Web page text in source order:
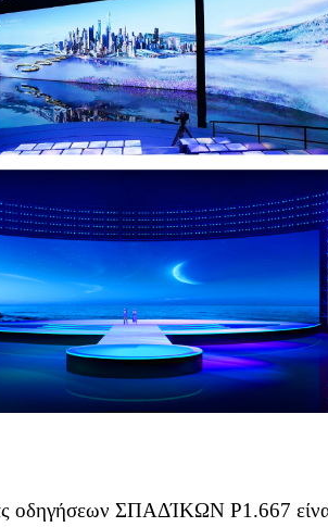
οδηγήσεων ΣΠΑΔΊΚΩΝ P1.667